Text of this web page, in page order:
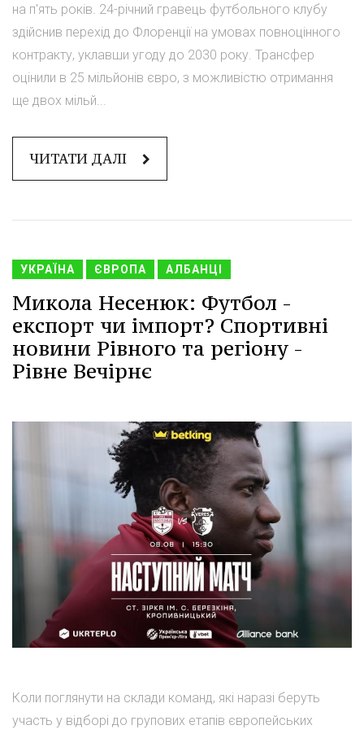
на п'ять років. 24-річний гравець футбольного клубу
здійснив перехід до Флоренції на умовах повноцінного
контракту, уклавши угоду до 2030 року. Трансфер
оцінили в 25 мільйонів євро, з можливістю отримання
ще двох мільй...
ЧИТАТИ ДАЛІ
УКРАЇНА ЄВРОПА АЛБАНЦІ
Микола Несенюк: Футбол -
експорт чи імпорт? Спортивні
новини Рівного та регіону -
Рівне Вечірнє
Коли поглянути на склади команд, які наразі беруть
участь у відборі до групових етапів європейських